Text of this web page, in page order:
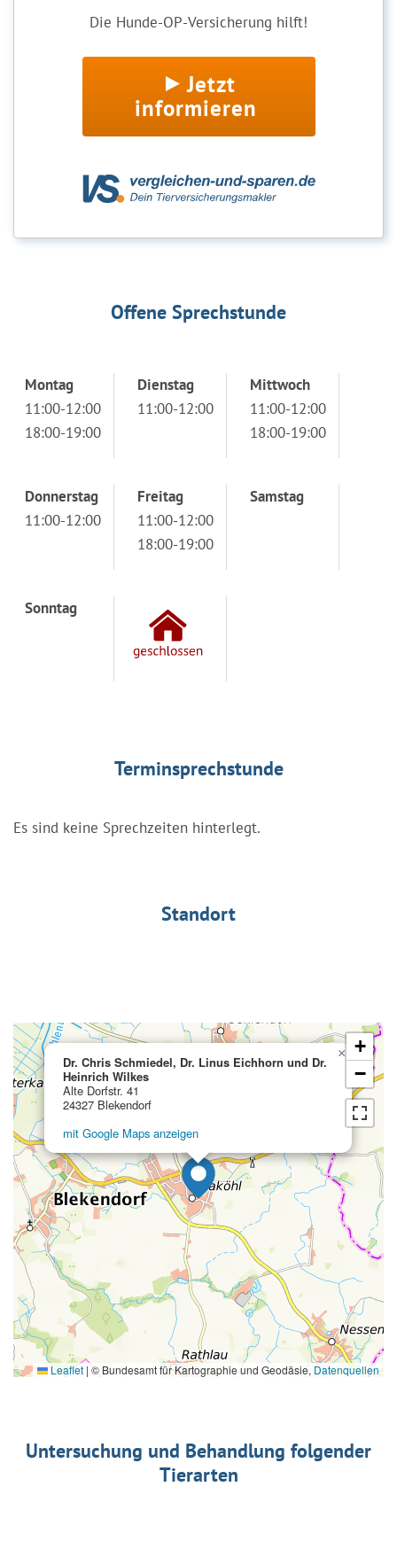
Die Hunde-OP-Versicherung hilft!
Jetzt
informieren
Offene Sprechstunde
Montag
11:00-12:00
18:00-19:00
Dienstag
11:00-12:00
Mittwoch
11:00-12:00
18:00-19:00
Donnerstag
11:00-12:00
Freitag
11:00-12:00
18:00-19:00
Samstag
Sonntag
Terminsprechstunde
Es sind keine Sprechzeiten hinterlegt.
Standort
Dr. Chris Schmiedel, Dr. Linus Eichhorn und Dr.
Heinrich Wilkes
Alte Dorfstr. 41
24327 Blekendorf
mit Google Maps anzeigen
×
+
−
Leaflet | © Bundesamt für Kartographie und Geodäsie, Datenquellen
Untersuchung und Behandlung folgender
Tierarten